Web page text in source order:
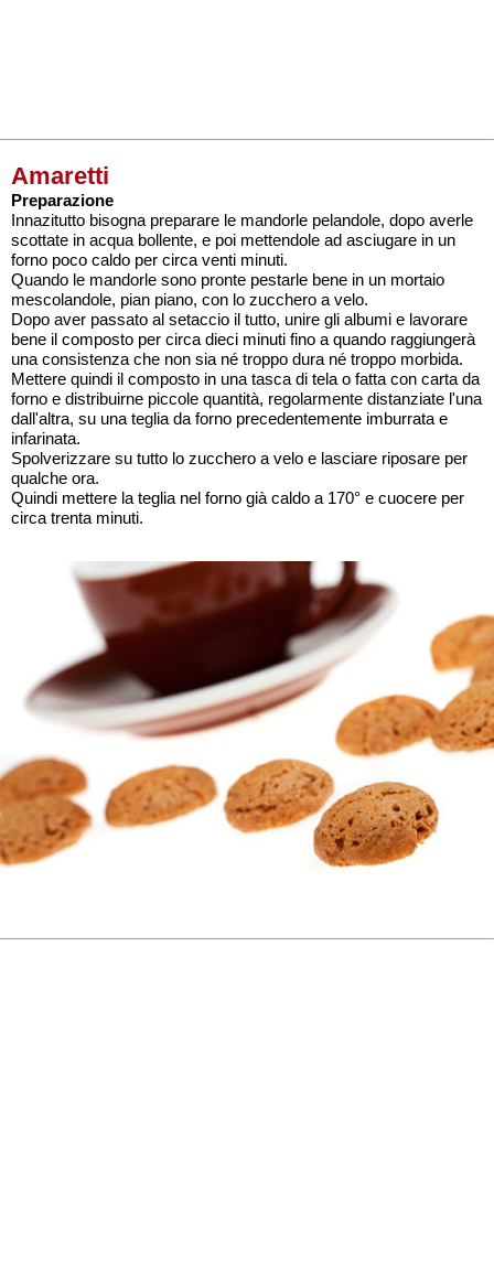
Amaretti
Preparazione
Innazitutto bisogna preparare le mandorle pelandole, dopo averle
scottate in acqua bollente, e poi mettendole ad asciugare in un
forno poco caldo per circa venti minuti.
Quando le mandorle sono pronte pestarle bene in un mortaio
mescolandole, pian piano, con lo zucchero a velo.
Dopo aver passato al setaccio il tutto, unire gli albumi e lavorare
bene il composto per circa dieci minuti fino a quando raggiungerà
una consistenza che non sia né troppo dura né troppo morbida.
Mettere quindi il composto in una tasca di tela o fatta con carta da
forno e distribuirne piccole quantità, regolarmente distanziate l'una
dall'altra, su una teglia da forno precedentemente imburrata e
infarinata.
Spolverizzare su tutto lo zucchero a velo e lasciare riposare per
qualche ora.
Quindi mettere la teglia nel forno già caldo a 170° e cuocere per
circa trenta minuti.